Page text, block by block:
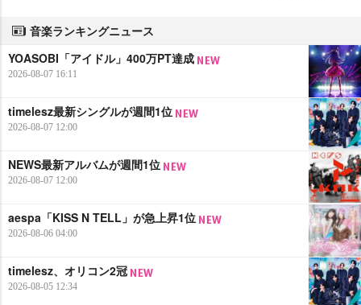
音楽ランキングニュース
YOASOBI「アイドル」400万PT達成
2026-08-07 16:11
timelesz最新シングルが週間1位
2026-08-07 12:00
NEWS最新アルバムが週間1位
2026-08-07 12:00
aespa「KISS N TELL」が急上昇1位
2026-08-06 04:00
timelesz、オリコン2冠
2026-08-05 12:34